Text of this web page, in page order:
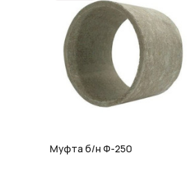
Муфта б/н Ф-250